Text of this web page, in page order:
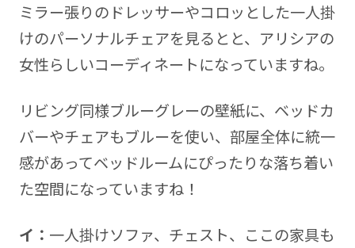
ミラー張りのドレッサーやコロッとした一人掛
けのパーソナルチェアを見るとと、アリシアの
女性らしいコーディネートになっていますね。
リビング同様ブルーグレーの壁紙に、ベッドカ
バーやチェアもブルーを使い、部屋全体に統一
感があってベッドルームにぴったりな落ち着い
た空間になっていますね！
イ： 一人掛けソファ、チェスト、ここの家具も